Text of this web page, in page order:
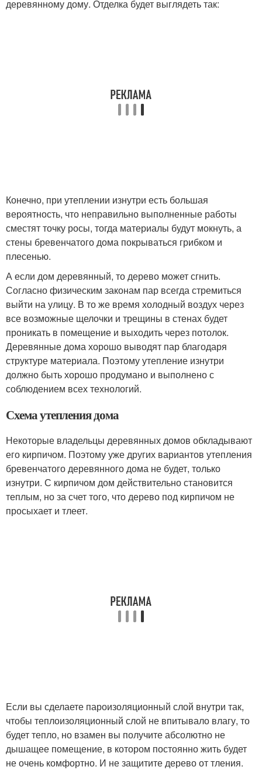
деревянному дому. Отделка будет выглядеть так:
Конечно, при утеплении изнутри есть большая
вероятность, что неправильно выполненные работы
сместят точку росы, тогда материалы будут мокнуть, а
стены бревенчатого дома покрываться грибком и
плесенью.
А если дом деревянный, то дерево может сгнить.
Согласно физическим законам пар всегда стремиться
выйти на улицу. В то же время холодный воздух через
все возможные щелочки и трещины в стенах будет
проникать в помещение и выходить через потолок.
Деревянные дома хорошо выводят пар благодаря
структуре материала. Поэтому утепление изнутри
должно быть хорошо продумано и выполнено с
соблюдением всех технологий.
Схема утепления дома
Некоторые владельцы деревянных домов обкладывают
его кирпичом. Поэтому уже других вариантов утепления
бревенчатого деревянного дома не будет, только
изнутри. С кирпичом дом действительно становится
теплым, но за счет того, что дерево под кирпичом не
просыхает и тлеет.
Если вы сделаете пароизоляционный слой внутри так,
чтобы теплоизоляционный слой не впитывало влагу, то
будет тепло, но взамен вы получите абсолютно не
дышащее помещение, в котором постоянно жить будет
не очень комфортно. И не защитите дерево от тления.